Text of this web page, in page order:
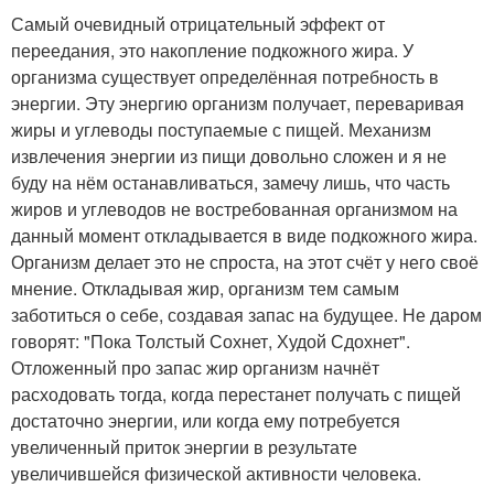
Самый очевидный отрицательный эффект от
переедания, это накопление подкожного жира. У
организма существует определённая потребность в
энергии. Эту энергию организм получает, переваривая
жиры и углеводы поступаемые с пищей. Механизм
извлечения энергии из пищи довольно сложен и я не
буду на нём останавливаться, замечу лишь, что часть
жиров и углеводов не востребованная организмом на
данный момент откладывается в виде подкожного жира.
Организм делает это не спроста, на этот счёт у него своё
мнение. Откладывая жир, организм тем самым
заботиться о себе, создавая запас на будущее. Не даром
говорят: "Пока Толстый Сохнет, Худой Сдохнет".
Отложенный про запас жир организм начнёт
расходовать тогда, когда перестанет получать с пищей
достаточно энергии, или когда ему потребуется
увеличенный приток энергии в результате
увеличившейся физической активности человека.